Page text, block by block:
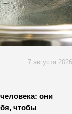
7 августа 2026
они
чтобы